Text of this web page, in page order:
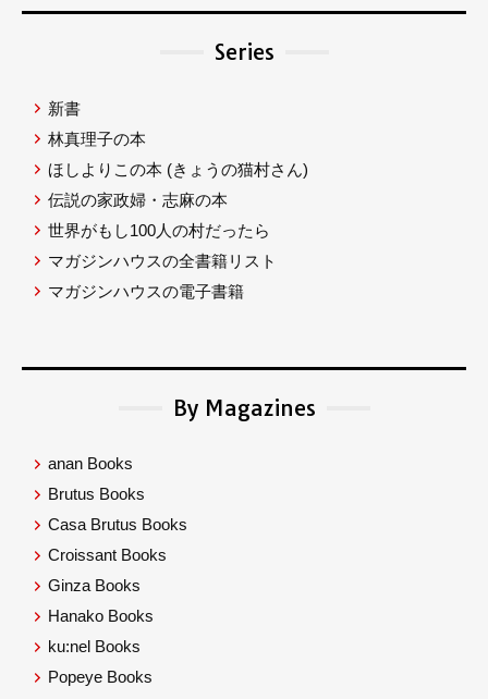
Series
新書
林真理子の本
ほしよりこの本 (きょうの猫村さん)
伝説の家政婦・志麻の本
世界がもし100人の村だったら
マガジンハウスの全書籍リスト
マガジンハウスの電子書籍
By Magazines
anan Books
Brutus Books
Casa Brutus Books
Croissant Books
Ginza Books
Hanako Books
ku:nel Books
Popeye Books